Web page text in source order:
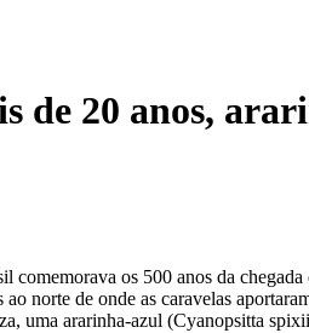
de 20 anos,
comemorava os 500 anos da
norte de onde as caravelas
uma ararinha-azul (Cyanopsitta